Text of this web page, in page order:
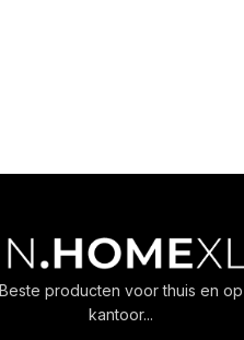
Beste producten voor thuis en op
kantoor...